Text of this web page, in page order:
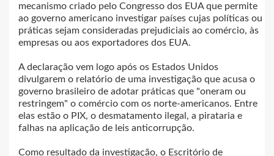
mecanismo criado pelo Congresso dos EUA que permite
ao governo americano investigar países cujas políticas ou
práticas sejam consideradas prejudiciais ao comércio, às
empresas ou aos exportadores dos EUA.
A declaração vem logo após os Estados Unidos
divulgarem o relatório de uma investigação que acusa o
governo brasileiro de adotar práticas que "oneram ou
restringem" o comércio com os norte-americanos. Entre
elas estão o PIX, o desmatamento ilegal, a pirataria e
falhas na aplicação de leis anticorrupção.
Como resultado da investigação, o Escritório de